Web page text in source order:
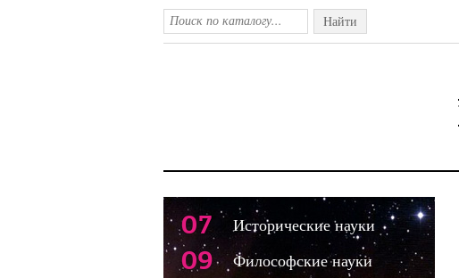
Найти
07 Исторические науки
09 Философские науки